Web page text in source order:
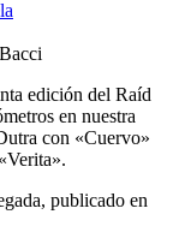
edición del Raíd
en nuestra
con «Cuervo»
publicado en